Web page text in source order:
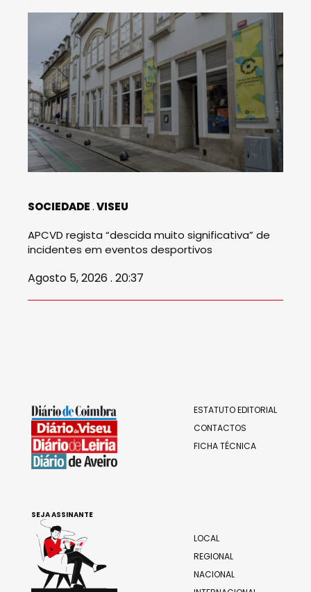
SOCIEDADE VISEU
APCVD regista “descida muito significativa” de
incidentes em eventos desportivos
Agosto 5, 2026 . 20:37
ESTATUTO EDITORIAL
CONTACTOS
FICHA TÉCNICA
LOCAL
REGIONAL
NACIONAL
SEJA ASSINANTE